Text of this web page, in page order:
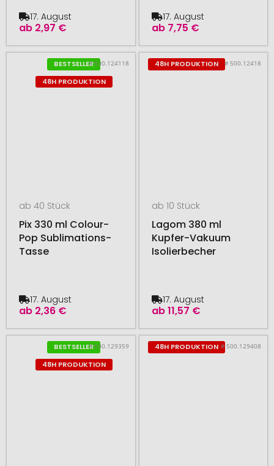
ab 2,97 €
17. August
ab 7,75 €
17. August
BESTSELLER
48H PRODUKTION
# 500.124118
ab 40 Stück
Pix 330 ml Colour-
Pop Sublimations-
Tasse
ab 2,36 €
17. August
48H PRODUKTION # 500.12418
ab 10 Stück
Lagom 380 ml
Kupfer-Vakuum
Isolierbecher
ab11,57 €
17. August
BESTSELLER
48H PRODUKTION
# 500.129359 48H PRODUKTION # 500.129408